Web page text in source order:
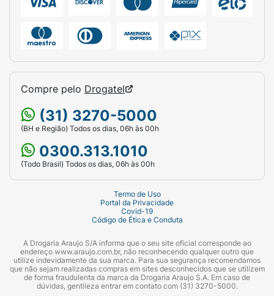
Compre pelo Drogatel
(31) 3270-5000
(BH e Região) Todos os dias, 06h às 00h
0300.313.1010
(Todo Brasil) Todos os dias, 06h às 00h
Termo de Uso
Portal da Privacidade
Covid-19
Código de Ética e Conduta
A Drogaria Araujo S/A informa que o seu site oficial corresponde ao
endereço www.araujo.com.br, não reconhecendo qualquer outro que
utilize indevidamente da sua marca. Para sua segurança recomendamos
que não sejam realizadas compras em sites desconhecidos que se utilizem
de forma fraudulenta da marca da Drogaria Araujo S.A. Em caso de
dúvidas, gentileza entrar em contato com (31) 3270-5000.